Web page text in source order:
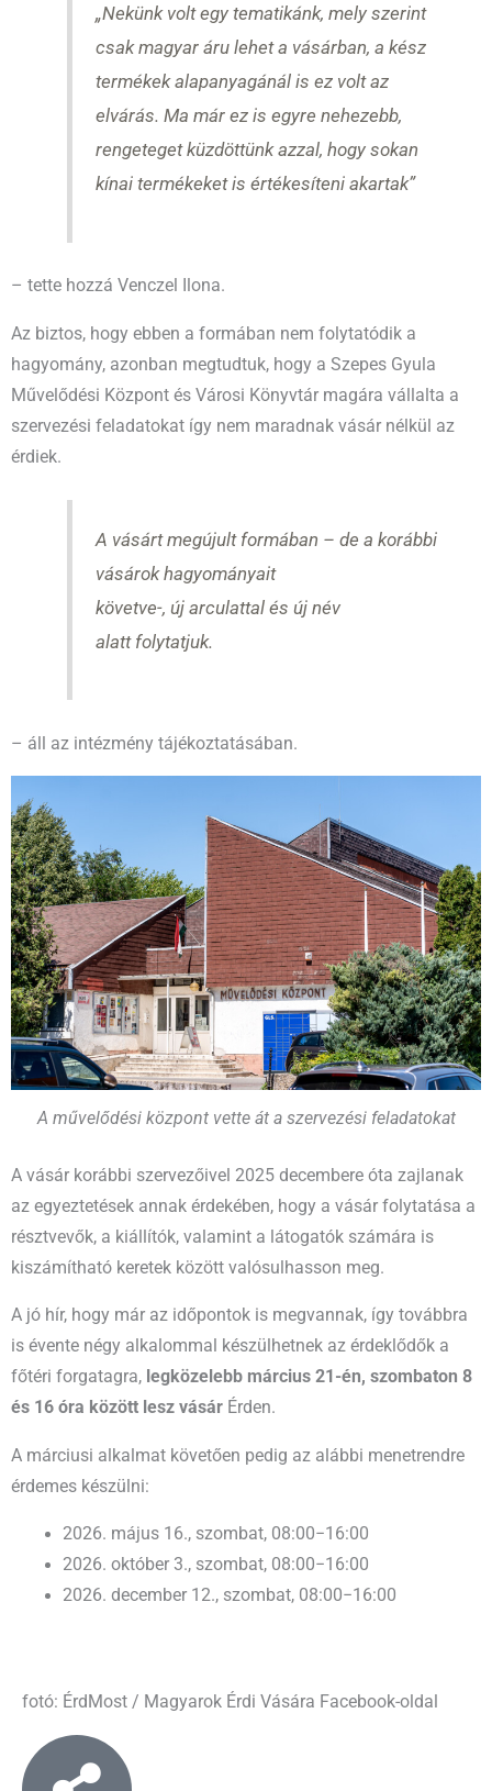
„Nekünk volt egy tematikánk, mely szerint
csak magyar áru lehet a vásárban, a kész
termékek alapanyagánál is ez volt az
elvárás. Ma már ez is egyre nehezebb,
rengeteget küzdöttünk azzal, hogy sokan
kínai termékeket is értékesíteni akartak”
– tette hozzá Venczel Ilona.
Az biztos, hogy ebben a formában nem folytatódik a
hagyomány, azonban megtudtuk, hogy a Szepes Gyula
Művelődési Központ és Városi Könyvtár magára vállalta a
szervezési feladatokat így nem maradnak vásár nélkül az
érdiek.
A vásárt megújult formában – de a korábbi
vásárok hagyományait
követve-, új arculattal és új név
alatt folytatjuk.
– áll az intézmény tájékoztatásában.
A művelődési központ vette át a szervezési feladatokat
A vásár korábbi szervezőivel 2025 decembere óta zajlanak
az egyeztetések annak érdekében, hogy a vásár folytatása a
résztvevők, a kiállítók, valamint a látogatók számára is
kiszámítható keretek között valósulhasson meg.
A jó hír, hogy már az időpontok is megvannak, így továbbra
is évente négy alkalommal készülhetnek az érdeklődők a
főtéri forgatagra, legközelebb március 21-én, szombaton 8
és 16 óra között lesz vásár Érden.
A márciusi alkalmat követően pedig az alábbi menetrendre
érdemes készülni:
2026. május 16., szombat, 08:00−16:00
2026. október 3., szombat, 08:00−16:00
2026. december 12., szombat, 08:00−16:00
fotó: ÉrdMost / Magyarok Érdi Vására Facebook-oldal